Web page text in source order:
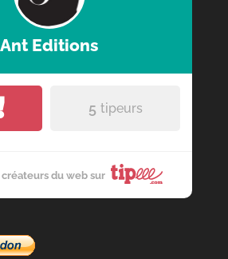
Ant Editions
5 tipeurs
du web sur